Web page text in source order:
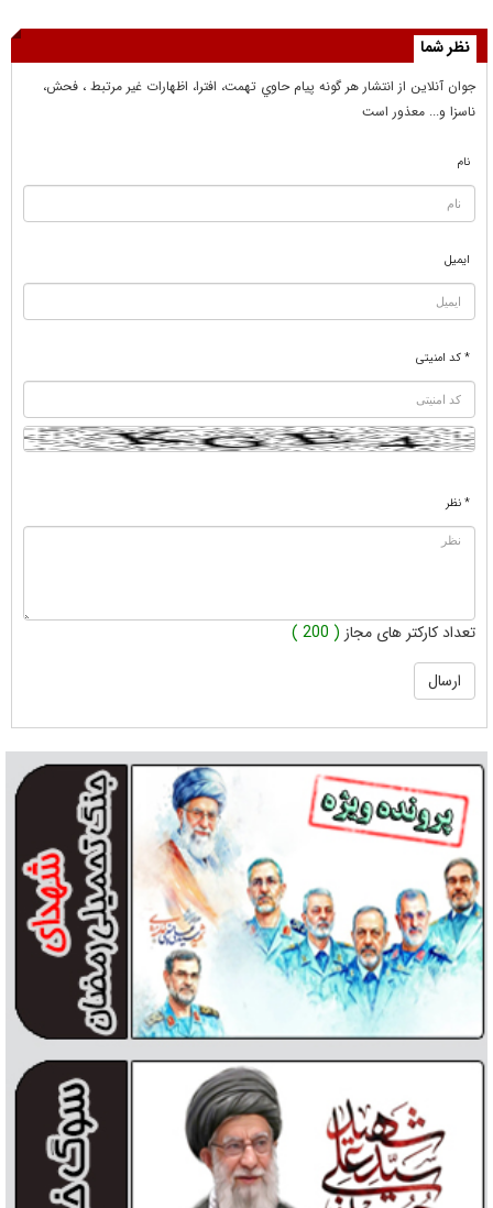
نظر شما
جوان آنلاين از انتشار هر گونه پيام حاوي تهمت، افترا، اظهارات غير مرتبط ، فحش،
ناسزا و... معذور است
نام
ایمیل
* کد امنیتی
* نظر
تعداد کارکتر های مجاز ( 200 )